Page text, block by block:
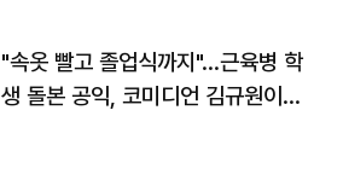
"속옷 빨고 졸업식까지"…근육병 학
생 돌본 공익, 코미디언 김규원이었